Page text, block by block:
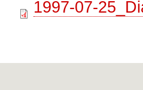
1997-07-